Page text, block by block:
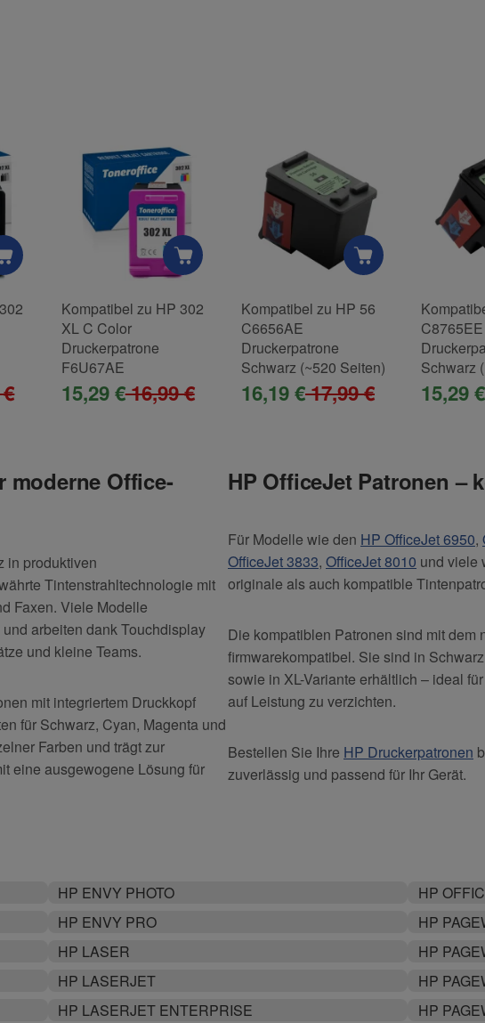
Kompatibel zu HP 302
XL C Color
Druckerpatrone
F6U67AE
15,29 €16,99 €
Kompatibel zu HP 56
C6656AE
Druckerpatrone
Schwarz (~520 Seiten)
16,19 €17,99 €
C8765EE
Schwarz
15,29 €
moderne Office-
in produktiven
Tintenstrahltechnologie mit
Faxen. Viele Modelle
arbeiten dank Touchdisplay
und kleine Teams.
mit integriertem Druckkopf
für Schwarz, Cyan, Magenta und
Farben und trägt zur
eine ausgewogene Lösung für
HP OfficeJet Patronen –
Für Modelle wie den HP OfficeJet 6950,
OfficeJet 3833, OfficeJet 8010 und viele
originale als auch kompatible
Die kompatiblen Patronen sind mit
firmwarekompatibel. Sie sind in
sowie in XL-Variante erhältlich – ideal
auf Leistung zu verzichten.
Bestellen Sie Ihre HP Druckerpatronen
zuverlässig und passend für Ihr Gerät.
HP ENVY PHOTO
HP ENVY PRO
HP LASER
HP LASERJET
HP LASERJET ENTERPRISE
HP
HP
HP
HP
HP